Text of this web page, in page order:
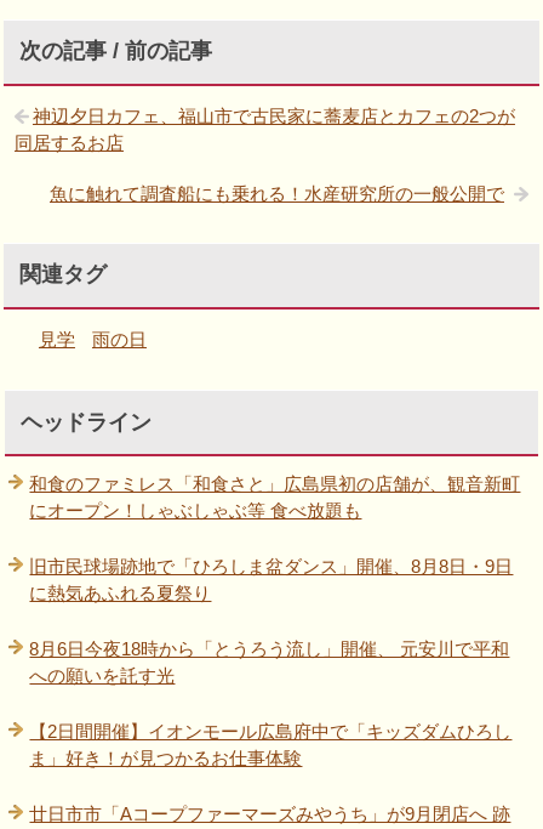
次の記事 / 前の記事
神辺夕日カフェ、福山市で古民家に蕎麦店とカフェの2つが
同居するお店
魚に触れて調査船にも乗れる！水産研究所の一般公開で
関連タグ
見学 雨の日
ヘッドライン
和食のファミレス「和食さと」広島県初の店舗が、観音新町
にオープン！しゃぶしゃぶ等 食べ放題も
旧市民球場跡地で「ひろしま盆ダンス」開催、8月8日・9日
に熱気あふれる夏祭り
8月6日今夜18時から「とうろう流し」開催、 元安川で平和
への願いを託す光
【2日間開催】イオンモール広島府中で「キッズダムひろし
ま」好き！が見つかるお仕事体験
廿日市市「Aコープファーマーズみやうち」が9月閉店へ 跡